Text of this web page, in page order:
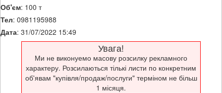
Об'єм: 100 т
Тел: 0981195988
Дата: 31/07/2022 15:49
Увага!
Ми не виконуемо масову розсилку рекламного
характеру. Розсилаються тількі листи по конкретним
об'явам "купівля/продаж/послуги" терміном не більш
1 місяця.